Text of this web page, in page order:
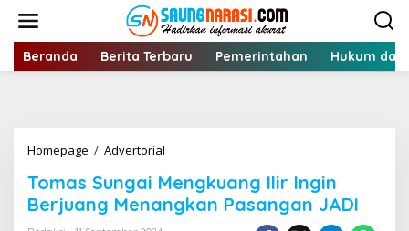
konten
Beranda Berita Terbaru Pemerintahan Hukum
Homepage / Advertorial
Mengkuang
Ilir
Ingin
Tomas Sungai Mengkuang Ilir Ingin
Berjuang Menangkan Pasangan JADI